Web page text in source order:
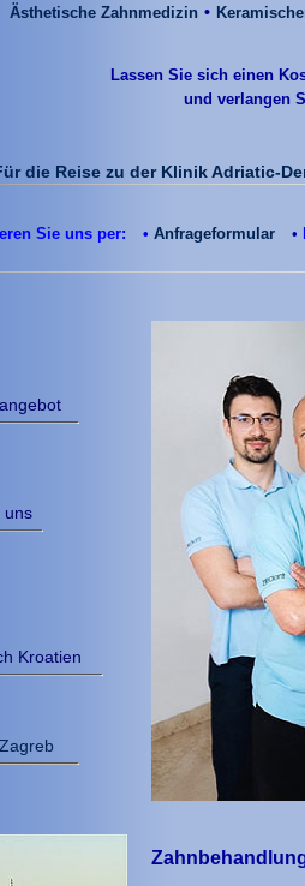
Ästhetische Zahnmedizin •
Lassen Sie sich einen
und verlangen
die Reise zu der Klinik Adriatic-
Sie uns per: • Anfrageformular •
uns
Kroatien